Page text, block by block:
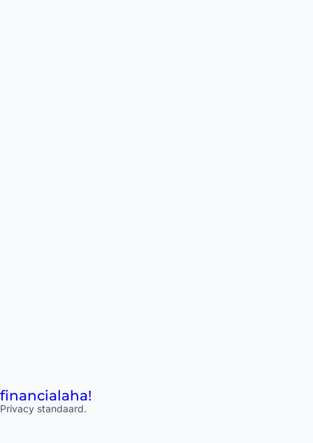
financialaha!
Privacy standaard.